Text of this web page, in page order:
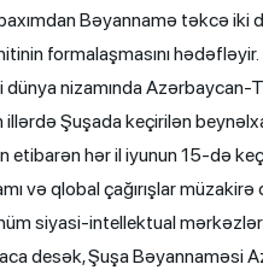
Bəyannamə təkcə iki
formalaşmasını hədəfləyir.
dünya nizamında
illərdə Şuşada keçirilən
etibarən hər il iyunun 15-də
və qlobal çağırışlar
siyasi-intellektual
desək, Şuşa Bəyannaməsi